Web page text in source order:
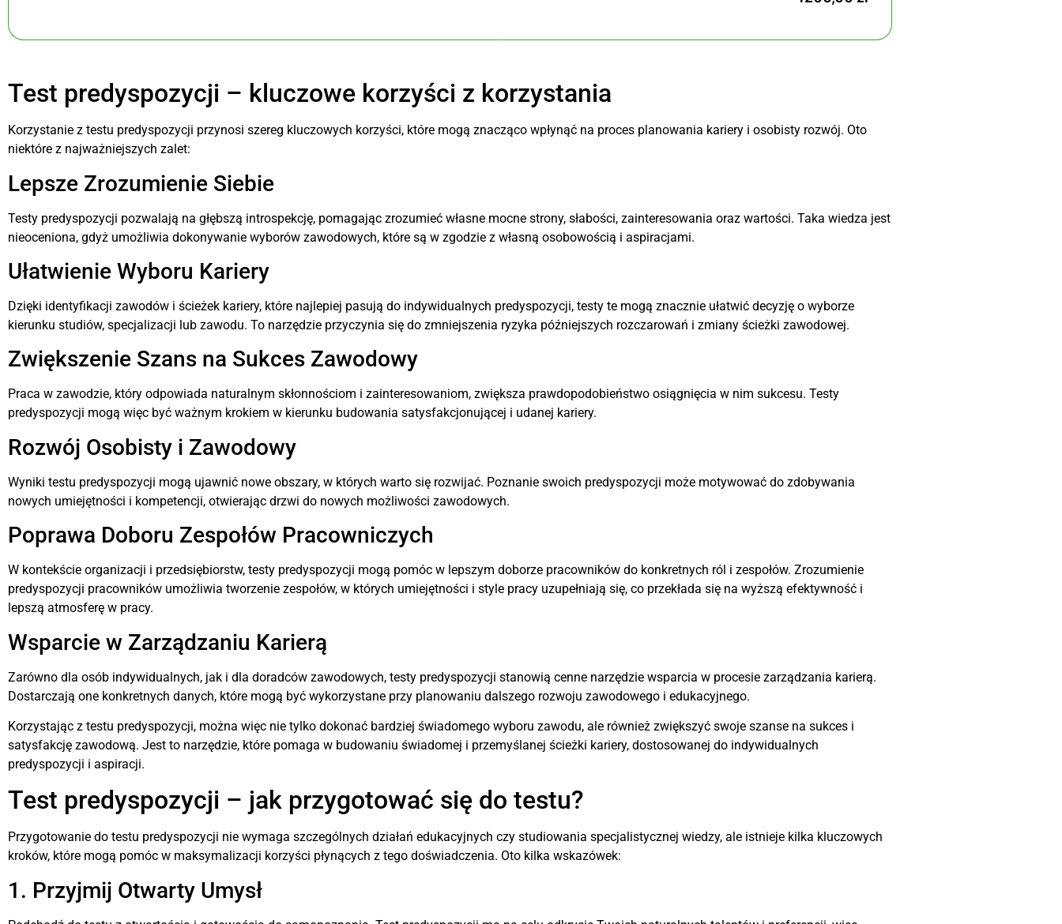
Test predyspozycji – kluczowe korzyści z korzystania
Korzystanie z testu predyspozycji przynosi szereg kluczowych korzyści, które mogą znacząco wpłynąć na proces planowania kariery i osobisty rozwój. Oto
niektóre z najważniejszych zalet:
Lepsze Zrozumienie Siebie
Testy predyspozycji pozwalają na głębszą introspekcję, pomagając zrozumieć własne mocne strony, słabości, zainteresowania oraz wartości. Taka wiedza jest
nieoceniona, gdyż umożliwia dokonywanie wyborów zawodowych, które są w zgodzie z własną osobowością i aspiracjami.
Ułatwienie Wyboru Kariery
Dzięki identyfikacji zawodów i ścieżek kariery, które najlepiej pasują do indywidualnych predyspozycji, testy te mogą znacznie ułatwić decyzję o wyborze
kierunku studiów, specjalizacji lub zawodu. To narzędzie przyczynia się do zmniejszenia ryzyka późniejszych rozczarowań i zmiany ścieżki zawodowej.
Zwiększenie Szans na Sukces Zawodowy
Praca w zawodzie, który odpowiada naturalnym skłonnościom i zainteresowaniom, zwiększa prawdopodobieństwo osiągnięcia w nim sukcesu. Testy
predyspozycji mogą więc być ważnym krokiem w kierunku budowania satysfakcjonującej i udanej kariery.
Rozwój Osobisty i Zawodowy
Wyniki testu predyspozycji mogą ujawnić nowe obszary, w których warto się rozwijać. Poznanie swoich predyspozycji może motywować do zdobywania
nowych umiejętności i kompetencji, otwierając drzwi do nowych możliwości zawodowych.
Poprawa Doboru Zespołów Pracowniczych
W kontekście organizacji i przedsiębiorstw, testy predyspozycji mogą pomóc w lepszym doborze pracowników do konkretnych ról i zespołów. Zrozumienie
predyspozycji pracowników umożliwia tworzenie zespołów, w których umiejętności i style pracy uzupełniają się, co przekłada się na wyższą efektywność i
lepszą atmosferę w pracy.
Wsparcie w Zarządzaniu Karierą
Zarówno dla osób indywidualnych, jak i dla doradców zawodowych, testy predyspozycji stanowią cenne narzędzie wsparcia w procesie zarządzania karierą.
Dostarczają one konkretnych danych, które mogą być wykorzystane przy planowaniu dalszego rozwoju zawodowego i edukacyjnego.
Korzystając z testu predyspozycji, można więc nie tylko dokonać bardziej świadomego wyboru zawodu, ale również zwiększyć swoje szanse na sukces i
satysfakcję zawodową. Jest to narzędzie, które pomaga w budowaniu świadomej i przemyślanej ścieżki kariery, dostosowanej do indywidualnych
predyspozycji i aspiracji.
Test predyspozycji – jak przygotować się do testu?
Przygotowanie do testu predyspozycji nie wymaga szczególnych działań edukacyjnych czy studiowania specjalistycznej wiedzy, ale istnieje kilka kluczowych
kroków, które mogą pomóc w maksymalizacji korzyści płynących z tego doświadczenia. Oto kilka wskazówek:
1. Przyjmij Otwarty Umysł